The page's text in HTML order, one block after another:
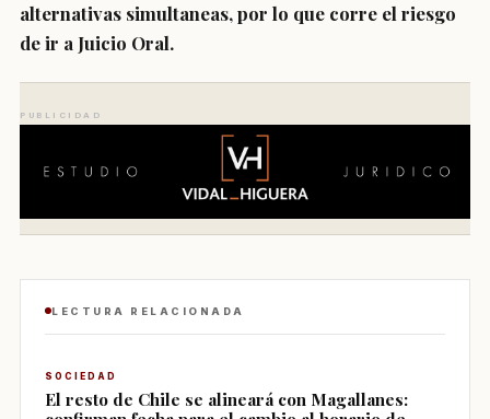
alternativas simultaneas, por lo que corre el riesgo
de ir a Juicio Oral.
PUBLICIDAD
LECTURA RELACIONADA
SOCIEDAD
El resto de Chile se alineará con Magallanes: